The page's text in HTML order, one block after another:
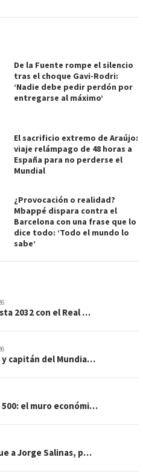
De la Fuente rompe el silencio
tras el choque Gavi-Rodri:
‘Nadie debe pedir perdón por
entregarse al máximo’
El sacrificio extremo de Araújo:
viaje relámpago de 48 horas a
España para no perderse el
Mundial
¿Provocación o realidad?
Mbappé dispara contra el
Barcelona con una frase que lo
dice todo: ‘Todo el mundo lo
sabe’
2032 con el Real …
y capitán del Mundia…
el muro económi…
a Jorge Salinas, p…